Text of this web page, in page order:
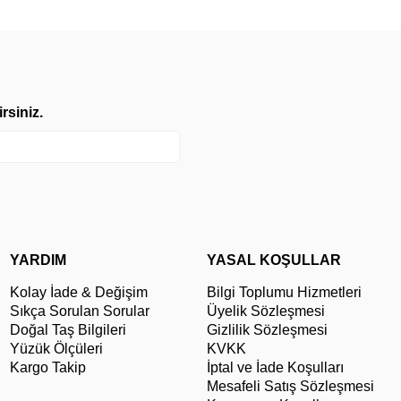
YARDIM
Kolay İade & Değişim
Sıkça Sorulan Sorular
Doğal Taş Bilgileri
Yüzük Ölçüleri
Kargo Takip
YASAL KOŞULLAR
Bilgi Toplumu Hizmetleri
Üyelik Sözleşmesi
Gizlilik Sözleşmesi
KVKK
İptal ve İade Koşulları
Mesafeli Satış Sözleşmesi